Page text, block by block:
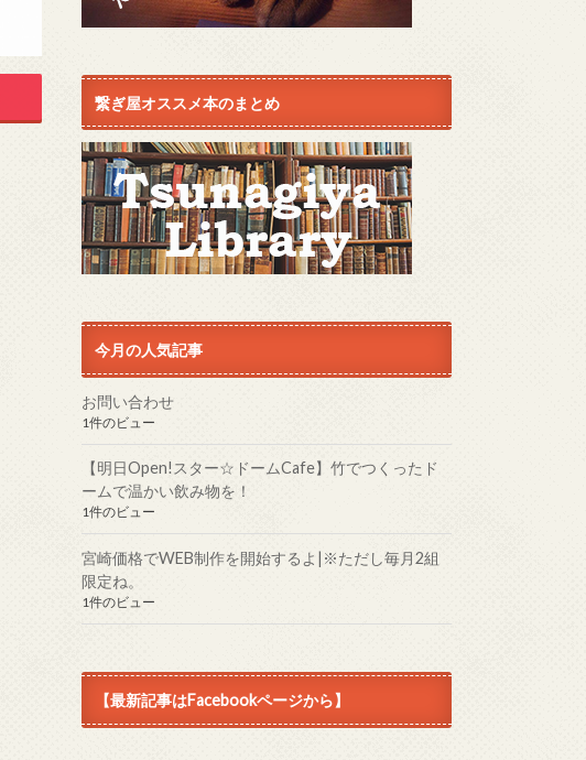
繋ぎ屋オススメ本のまとめ
今月の人気記事
お問い合わせ
1件のビュー
【明日Open!スター☆ドームCafe】竹でつくったド
ームで温かい飲み物を！
1件のビュー
宮崎価格でWEB制作を開始するよ|※ただし毎月2組
限定ね。
1件のビュー
【最新記事はFacebookページから】